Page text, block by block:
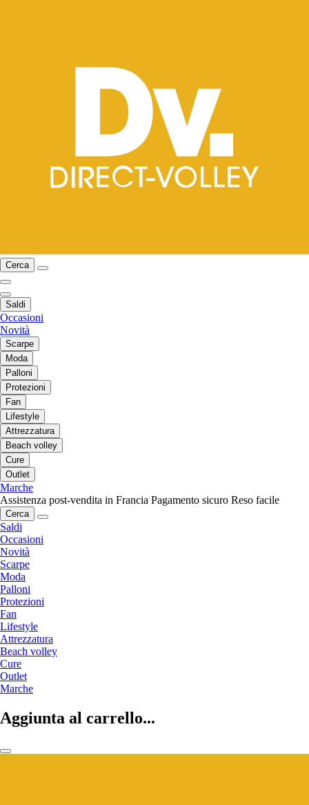
Cerca
Saldi
Occasioni
Novità
Scarpe
Moda
Palloni
Protezioni
Fan
Lifestyle
Attrezzatura
Beach volley
Cure
Outlet
Marche
Assistenza post-vendita in Francia Pagamento sicuro Reso facile
Cerca
Saldi
Occasioni
Novità
Scarpe
Moda
Palloni
Protezioni
Fan
Lifestyle
Attrezzatura
Beach volley
Cure
Outlet
Marche
Aggiunta al carrello...